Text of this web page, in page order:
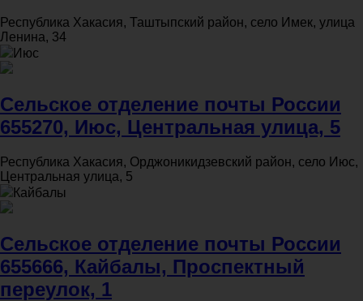
Республика Хакасия, Таштыпский район, село Имек, улица
Ленина, 34
Июс
Сельское отделение почты России
655270, Июс, Центральная улица, 5
Республика Хакасия, Орджоникидзевский район, село Июс,
Центральная улица, 5
Кайбалы
Сельское отделение почты России
655666, Кайбалы, Проспектный
переулок, 1